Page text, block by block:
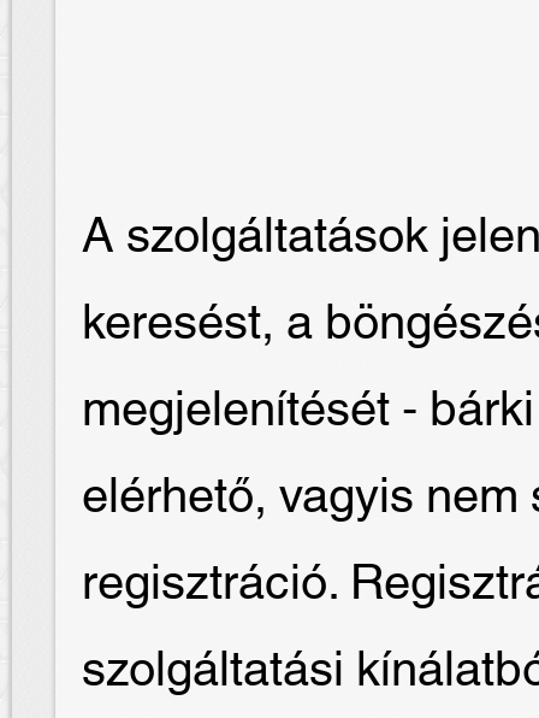
A szolgáltatások
keresést, a
megjelenítését -
elérhető, vagyis
regisztráció.
szolgáltatási